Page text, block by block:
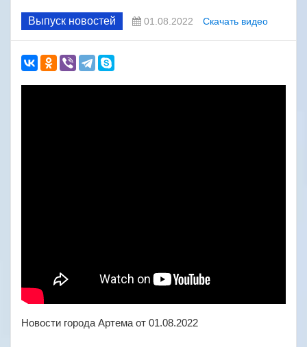
Выпуск новостей 01.08.2022 Скачать видео
Новости города Артема от 01.08.2022